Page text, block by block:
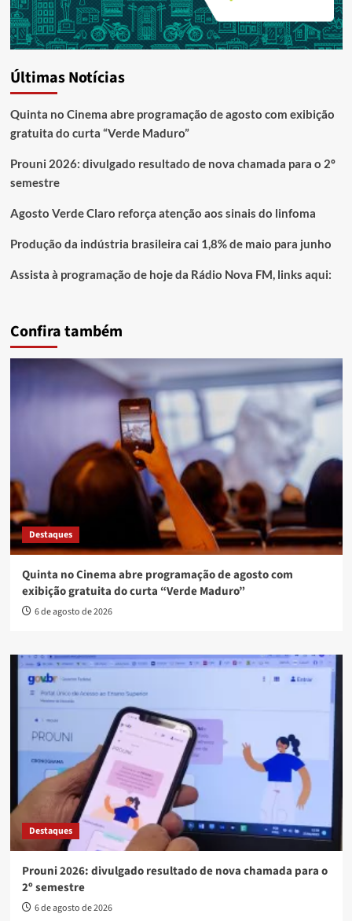
Últimas Notícias
Quinta no Cinema abre programação de agosto com exibição
gratuita do curta “Verde Maduro”
Prouni 2026: divulgado resultado de nova chamada para o 2º
semestre
Agosto Verde Claro reforça atenção aos sinais do linfoma
Produção da indústria brasileira cai 1,8% de maio para junho
Assista à programação de hoje da Rádio Nova FM, links aqui:
Confira também
Destaques
Quinta no Cinema abre programação de agosto com
exibição gratuita do curta “Verde Maduro”
6 de agosto de 2026
Destaques
Prouni 2026: divulgado resultado de nova chamada para o
2º semestre
6 de agosto de 2026